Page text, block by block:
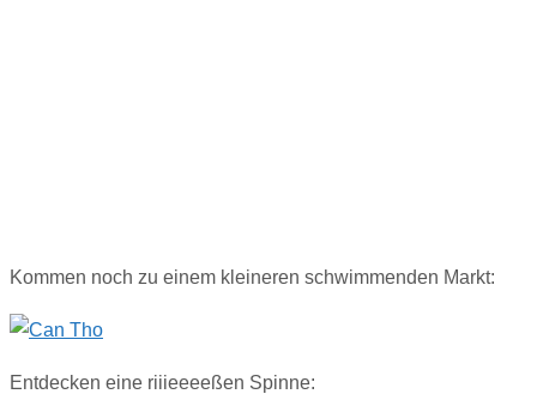
Kommen noch zu einem kleineren schwimmenden Markt:
Entdecken eine riiieeeeßen Spinne: